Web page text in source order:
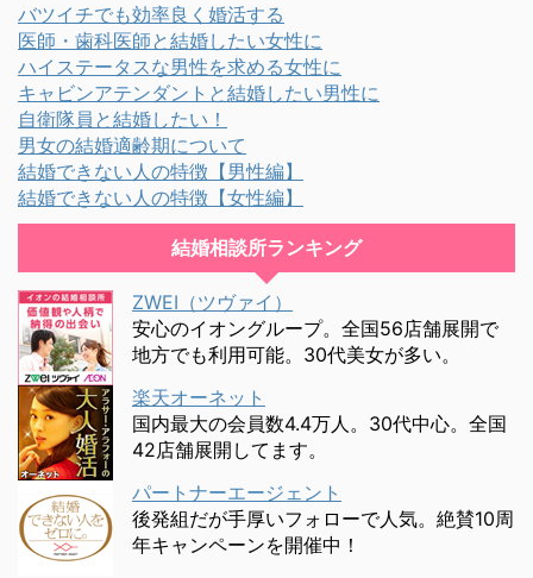
バツイチでも効率良く婚活する
医師・歯科医師と結婚したい女性に
ハイステータスな男性を求める女性に
キャビンアテンダントと結婚したい男性に
自衛隊員と結婚したい！
男女の結婚適齢期について
結婚できない人の特徴【男性編】
結婚できない人の特徴【女性編】
結婚相談所ランキング
ZWEI（ツヴァイ）
安心のイオングループ。全国56店舗展開で
地方でも利用可能。30代美女が多い。
楽天オーネット
国内最大の会員数4.4万人。30代中心。全国
42店舗展開してます。
パートナーエージェント
後発組だが手厚いフォローで人気。絶賛10周
年キャンペーンを開催中！